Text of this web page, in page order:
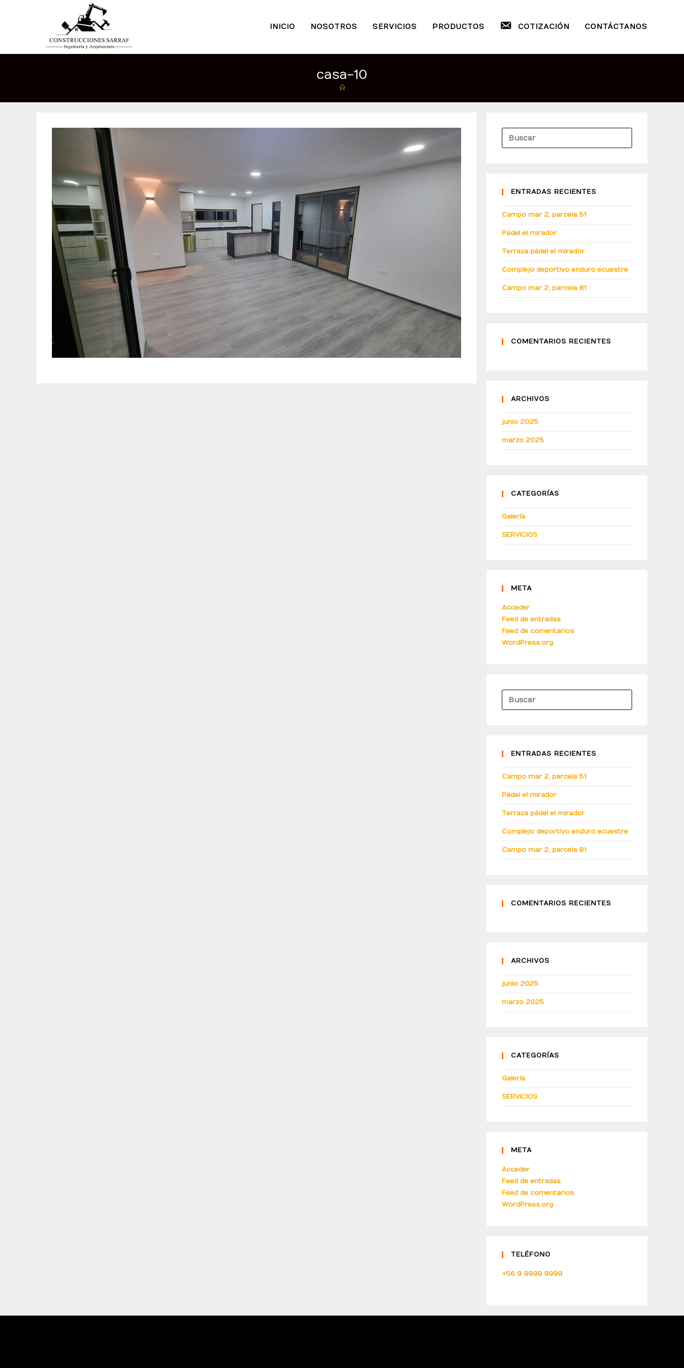
INICIO NOSOTROS SERVICIOS PRODUCTOS COTIZACIÓN CONTÁCTANOS
casa-10
ENTRADAS RECIENTES
Campo mar 2, parcela 51
Pádel el mirador
Terraza pádel el mirador
Complejo deportivo enduro ecuestre
Campo mar 2, parcela 81
COMENTARIOS RECIENTES
ARCHIVOS
junio 2025
marzo 2025
CATEGORÍAS
Galería
SERVICIOS
META
Acceder
Feed de entradas
Feed de comentarios
WordPress.org
ENTRADAS RECIENTES
Campo mar 2, parcela 51
Pádel el mirador
Terraza pádel el mirador
Complejo deportivo enduro ecuestre
Campo mar 2, parcela 81
COMENTARIOS RECIENTES
ARCHIVOS
junio 2025
marzo 2025
CATEGORÍAS
Galería
SERVICIOS
META
Acceder
Feed de entradas
Feed de comentarios
WordPress.org
TELÉFONO
+56 9 9999 9999